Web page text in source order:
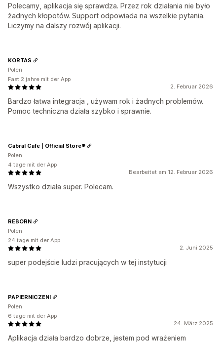
Polecamy, aplikacja się sprawdza. Przez rok działania nie było
żadnych kłopotów. Support odpowiada na wszelkie pytania.
Liczymy na dalszy rozwój aplikacji.
2. Februar 2026
Bardzo łatwa integracja , używam rok i żadnych problemów.
Pomoc techniczna działa szybko i sprawnie.
KORTAS
Polen
Fast 2 jahre mit der App
Bearbeitet am 12. Februar 2026
Wszystko działa super. Polecam.
Cabral Cafe | Official Store®
Polen
4 tage mit der App
2. Juni 2025
super podejście ludzi pracujących w tej instytucji
REBORN
Polen
24 tage mit der App
24. März 2025
Aplikacja działa bardzo dobrze, jestem pod wrażeniem
PAPIERNICZENI
Polen
6 tage mit der App